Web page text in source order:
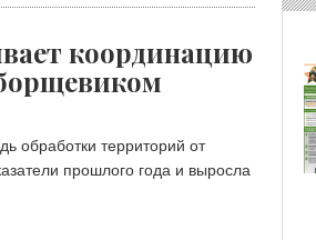
координацию
обработки территорий от
прошлого года и выросла